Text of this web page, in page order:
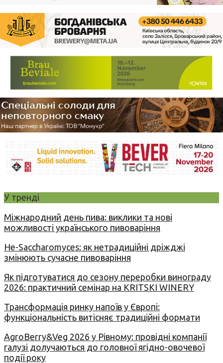
У тренді
Міжнародний день пива: виклики та нові
можливості українського пивоваріння
Не-Saccharomyces: як нетрадиційні дріжджі
змінюють сучасне пивоваріння
Як підготуватися до сезону переробки винограду
2026: практичний семінар на KRITSKI WINERY
Трансформація ринку напоїв у Європі:
функціональність витісняє традиційні формати
AgroBerry&Veg 2026 у Рівному: провідні компанії
галузі долучаються до головної ягідно-овочевої
події року